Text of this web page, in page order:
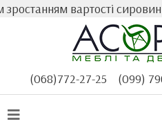
вартості сировини
(068)772-27-25
(099)